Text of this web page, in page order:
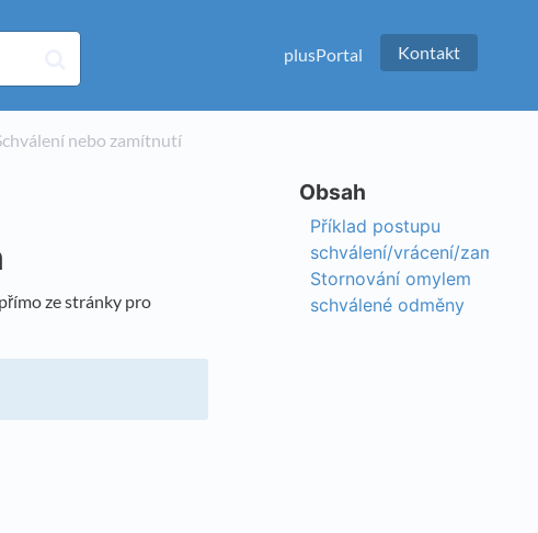
plusPortal Kontakt
nebo zamítnutí
ze stránky pro
Příklad postupu
schválení/vrácení/
Stornování omylem
schválené odměny